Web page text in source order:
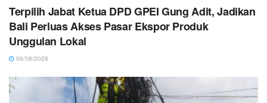
Terpilih Jabat Ketua DPD GPEI Gung Adit, Jadikan
Bali Perluas Akses Pasar Ekspor Produk
Unggulan Lokal
06/08/2026